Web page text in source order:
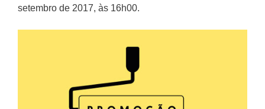
setembro de 2017, às 16h00.